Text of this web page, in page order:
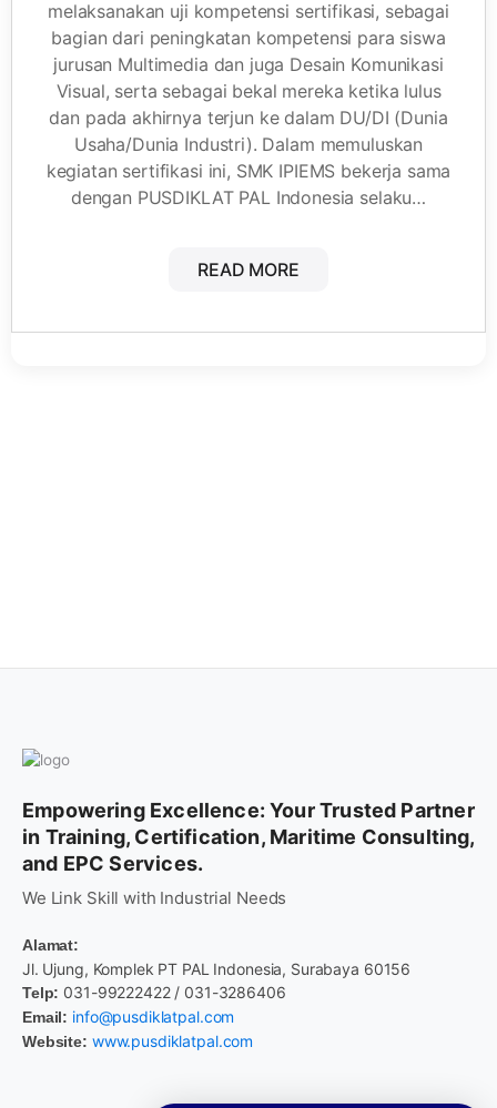
melaksanakan uji kompetensi sertifikasi, sebagai
bagian dari peningkatan kompetensi para siswa
jurusan Multimedia dan juga Desain Komunikasi
Visual, serta sebagai bekal mereka ketika lulus
dan pada akhirnya terjun ke dalam DU/DI (Dunia
Usaha/Dunia Industri). Dalam memuluskan
kegiatan sertifikasi ini, SMK IPIEMS bekerja sama
dengan PUSDIKLAT PAL Indonesia selaku…
READ MORE
Empowering Excellence: Your Trusted Partner
in Training, Certification, Maritime Consulting,
and EPC Services.
We Link Skill with Industrial Needs
Alamat:
Jl. Ujung, Komplek PT PAL Indonesia, Surabaya 60156
Telp: 031-99222422 / 031-3286406
Email: info@pusdiklatpal.com
Website: www.pusdiklatpal.com